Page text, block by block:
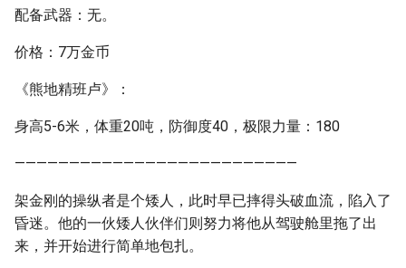
配备武器：无。
价格：7万金币
《熊地精班卢》：
身高5-6米，体重20吨，防御度40，极限力量：180
——————————————————————————
架金刚的操纵者是个矮人，此时早已摔得头破血流，陷入了
昏迷。他的一伙矮人伙伴们则努力将他从驾驶舱里拖了出
来，并开始进行简单地包扎。